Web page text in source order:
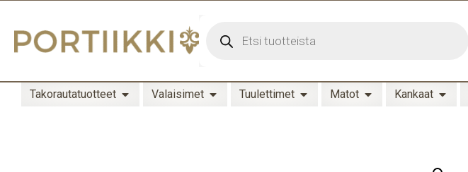
Takorautatuotteet Valaisimet Tuulettimet Matot Kankaat